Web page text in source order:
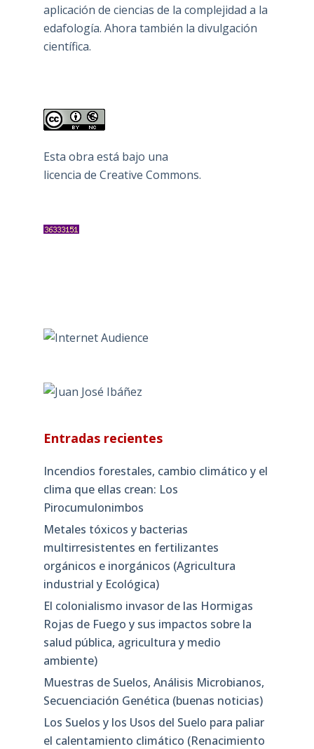
aplicación de ciencias de la complejidad a la
edafología. Ahora también la divulgación
científica.
Esta obra está bajo una
licencia de Creative Commons.
Entradas recientes
Incendios forestales, cambio climático y el
clima que ellas crean: Los
Pirocumulonimbos
Metales tóxicos y bacterias
multirresistentes en fertilizantes
orgánicos e inorgánicos (Agricultura
industrial y Ecológica)
El colonialismo invasor de las Hormigas
Rojas de Fuego y sus impactos sobre la
salud pública, agricultura y medio
ambiente)
Muestras de Suelos, Análisis Microbianos,
Secuenciación Genética (buenas noticias)
Los Suelos y los Usos del Suelo para paliar
el calentamiento climático (Renacimiento